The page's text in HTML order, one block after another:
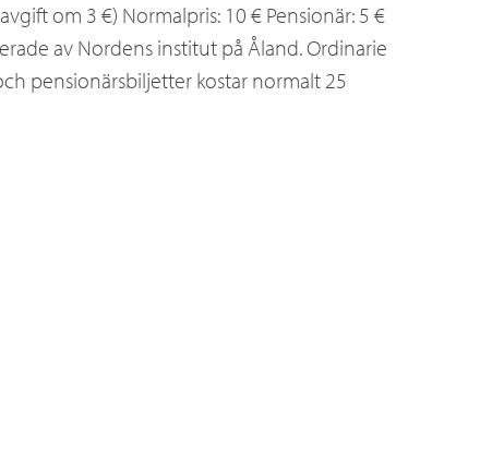
om 3 €) Normalpris: 10 € Pensionär: 5 €
av Nordens institut på Åland. Ordinarie
pensionärsbiljetter kostar normalt 25